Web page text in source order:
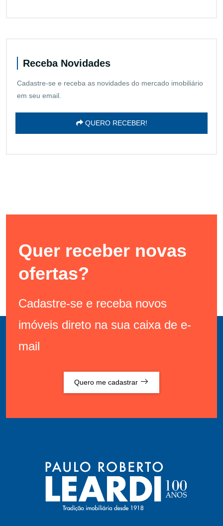
Receba Novidades
Cadastre-se e receba as novidades do mercado imobiliário
em seu email.
QUERO RECEBER!
Quer receber novas
ofertas?
Cadastre-se e receba novos
imóveis direto na sua caixa de e-
mail
Quero me cadastrar